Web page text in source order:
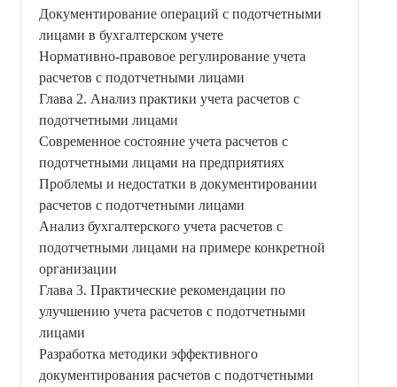
Документирование операций с подотчетными
лицами в бухгалтерском учете
Нормативно-правовое регулирование учета
расчетов с подотчетными лицами
Глава 2. Анализ практики учета расчетов с
подотчетными лицами
Современное состояние учета расчетов с
подотчетными лицами на предприятиях
Проблемы и недостатки в документировании
расчетов с подотчетными лицами
Анализ бухгалтерского учета расчетов с
подотчетными лицами на примере конкретной
организации
Глава 3. Практические рекомендации по
улучшению учета расчетов с подотчетными
лицами
Разработка методики эффективного
документирования расчетов с подотчетными